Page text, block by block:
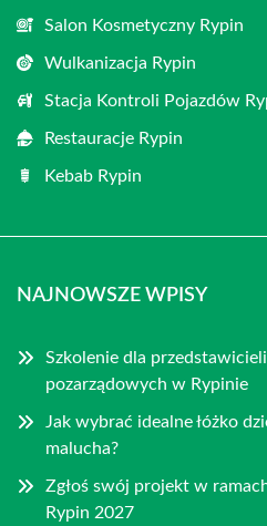
Salon Kosmetyczny Rypin
Wulkanizacja Rypin
Stacja Kontroli Pojazdów
Restauracje Rypin
Kebab Rypin
NAJNOWSZE WPISY
Szkolenie dla
pozarządowych w Rypinie
Jak wybrać idealne łóżko
malucha?
Zgłoś swój projekt w
Rypin 2027